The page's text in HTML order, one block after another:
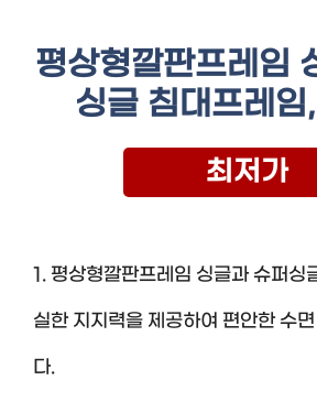
평상형깔판프레임
싱글 침대프레임
최저가
1. 평상형깔판프레임 싱글과 슈퍼싱
실한 지지력을 제공하여 편안한 수
다.